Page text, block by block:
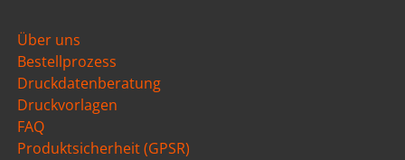
Über uns
Bestellprozess
Druckdatenberatung
Druckvorlagen
FAQ
Produktsicherheit (GPSR)